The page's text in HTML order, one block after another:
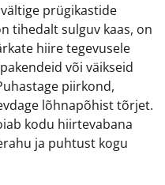
prügikastide
tihedalt sulguv kaas, on
hiire tegevusele
või väikseid
piirkond,
lõhnapõhist tõrjet.
kodu hiirtevabana
ja puhtust kogu